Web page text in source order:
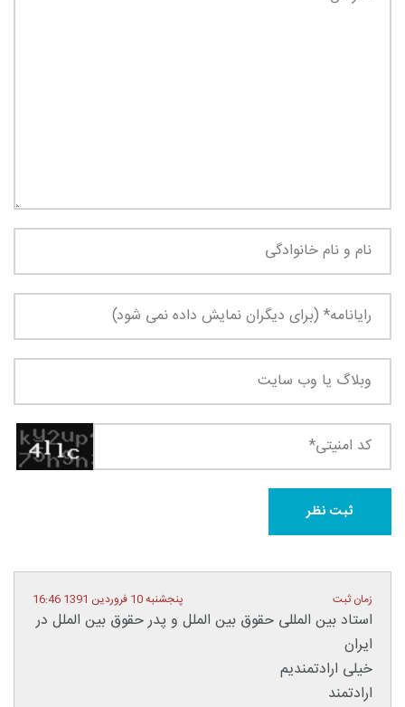
زمان ثبت پنجشنبه 10 فروردین 1391 16:46
استاد بین المللی حقوق بین الملل و پدر حقوق بین الملل در
ایران
خیلی ارادتمندیم
ارادتمند